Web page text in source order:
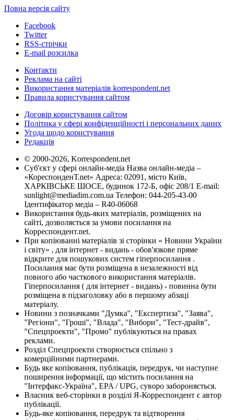
Повна версія сайту
Facebook
Twitter
RSS-стрічки
E-mail розсилка
Контакти
Реклама на сайті
Використання матеріалів korrespondent.net
Правила користування сайтом
Договір користування сайтом
Політика у сфері конфіденційності і персональних даних
Угода щодо користування
Редакція
© 2000-2026, Korrespondent.net
Суб'єкт у сфері онлайн-медіа Назва онлайн-медіа –
«КореспонденТ.net» Адреса: 02091, місто Київ,
ХАРКІВСЬКЕ ШОСЕ, будинок 172-Б, офіс 208/1 E-mail:
sunlight@mediadim.com.ua Телефон: 044-205-43-00
Ідентифікатор медіа – R40-06068
Використання будь-яких матеріалів, розміщених на
сайті, дозволяється за умови посилання на
Корреспондент.net.
При копіюванні матеріалів зі сторінки « Новини України
і світу» , для інтернет - видань - обов'язкове пряме
відкрите для пошукових систем гіперпосилання .
Посилання має бути розміщена в незалежності від
повного або часткового використання матеріалів.
Гіперпосилання ( для інтернет - видань) - повинна бути
розміщена в підзаголовку або в першому абзаці
матеріалу.
Новини з позначками "Думка", "Експертиза", "Заява",
"Регіони", "Гроші", "Влада", "Вибори", "Тест-драйв",
"Спецпроекти", "Промо" публікуються на правах
реклами.
Розділ Спецпроекти створюється спільно з
комерційними партнерами.
Будь яке копіювання, публікація, передрук, чи наступне
поширення інформації, що містить посилання на
"Інтерфакс-Україна", EPA / UPG, суворо забороняється.
Власник веб-сторінки в розділі Я-Корреспондент є автор
публікації.
Будь-яке копіювання, передрук та відтворення